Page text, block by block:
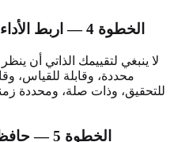
الخطوة 4 — اربط الأداء السابق بالأهداف المستقبلية
لا ينبغي لتقييمك الذاتي أن
للتحقيق، وذات صلة، ومحددة
الخطوة 5 — حافظ على نبرة مهنية ولكن أصيلة